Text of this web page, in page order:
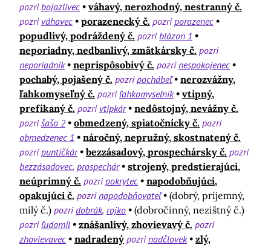
pozribojazlivec
váhavý, nerozhodný, nestranný č.
pozri váhavec porazenecký č. pozriporazenec
popudlivý, podráždený č. pozriblázon 1
neporiadny, nedbanlivý, zmätkársky č. pozri
neporiadnik
neprispôsobivý č. pozrinespokojenec
pochabý, pojašený č. pozripochábeľ
nerozvážny,
ľahkomyseľný č. pozriľahkomyseľník
vtipný,
prefíkaný č. pozri vtipkár
nedôstojný, nevážny č.
pozrišašo 2 obmedzený, spiatočnícky č. pozri
obmedzenec 1
náročný, nepružný, skostnatený č.
pozripuntičkár bezzásadový, prospechársky č. pozri
bezzásadovec prospechár
strojený, predstierajúci,
neúprimný č. pozripokrytec
napodobňujúci,
opakujúci č. pozrinapodobňovateľ
(dobrý, príjemný,
milý č.) pozridobrák rojko
(dobročinný, nezištný č.)
pozriľudomil znášanlivý, zhovievavý č. pozri
zhovievavec
nadradený pozrinadčlovek
zlý,